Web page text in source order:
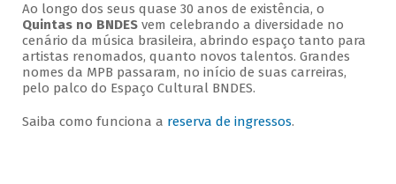
Ao longo dos seus quase 30 anos de existência, o
Quintas no BNDESvem celebrando a diversidade no
cenário da música brasileira, abrindo espaço tanto para
artistas renomados, quanto novos talentos. Grandes
nomes da MPB passaram, no início de suas carreiras,
pelo palco do Espaço Cultural BNDES.
Saiba como funciona a reserva de ingressos.